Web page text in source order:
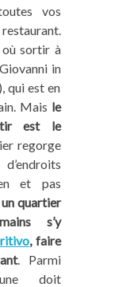
vos
où sortir à
in
qui est en
Mais le
est le
regorge
et pas
un quartier
s’y
, faire
. Parmi
doit